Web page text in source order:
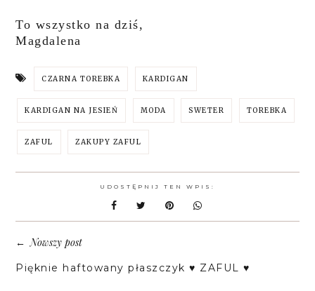
To wszystko na dziś,
Magdalena
CZARNA TOREBKA KARDIGAN
KARDIGAN NA JESIEŃ MODA SWETER TOREBKA
ZAFUL ZAKUPY ZAFUL
UDOSTĘPNIJ TEN WPIS:
←Nowszy post
Pięknie haftowany płaszczyk ♥ ZAFUL ♥